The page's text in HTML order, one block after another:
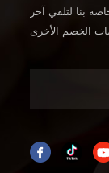
بنا لتلقي آخر